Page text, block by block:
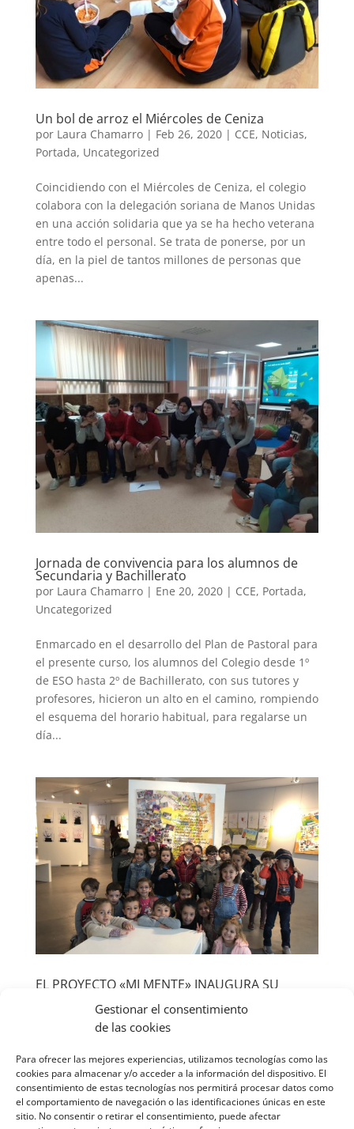
Gestionar el consentimiento
de las cookies
Para ofrecer las mejores experiencias, utilizamos tecnologías como las
cookies para almacenar y/o acceder a la información del dispositivo. El
consentimiento de estas tecnologías nos permitirá procesar datos como
el comportamiento de navegación o las identificaciones únicas en este
sitio. No consentir o retirar el consentimiento, puede afectar
Un bol de arroz el Miércoles de Ceniza
por Laura Chamarro| Feb 26, 2020| CCE, Noticias,
Portada, Uncategorized
Coincidiendo con el Miércoles de Ceniza, el colegio
colabora con la delegación soriana de Manos Unidas
en una acción solidaria que ya se ha hecho veterana
entre todo el personal. Se trata de ponerse, por un
día, en la piel de tantos millones de personas que
apenas...
Jornada de convivencia para los alumnos de
Secundaria y Bachillerato
por Laura Chamarro| Ene 20, 2020| CCE, Portada,
Uncategorized
Enmarcado en el desarrollo del Plan de Pastoral para
el presente curso, los alumnos del Colegio desde 1º
de ESO hasta 2º de Bachillerato, con sus tutores y
profesores, hicieron un alto en el camino, rompiendo
el esquema del horario habitual, para regalarse un
día...
EL PROYECTO «MI MENTE» INAUGURA SU
Comunicación Escolapios Sori|May 7, 2019
Noticias
El Proyecto Mi Mente busca la sensibilización desde
la educación en edades muy tempranas, primer y
segundo tramo de educación infantil (1-6 años) para
trabajar la eliminación del estigma asociado a la